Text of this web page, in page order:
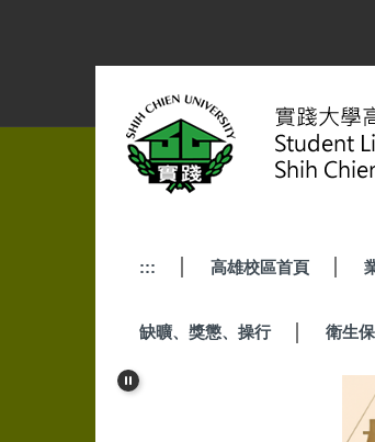
容
::: 高雄校區首頁
缺曠、獎懲、操行 衛生